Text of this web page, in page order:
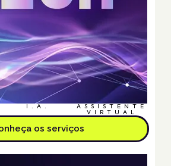
I.A. ASSISTENTE
VIRTUAL
os serviços